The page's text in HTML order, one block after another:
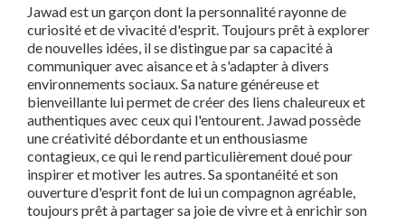
Jawad est un garçon dont la personnalité rayonne de
curiosité et de vivacité d'esprit. Toujours prêt à explorer
de nouvelles idées, il se distingue par sa capacité à
communiquer avec aisance et à s'adapter à divers
environnements sociaux. Sa nature généreuse et
bienveillante lui permet de créer des liens chaleureux et
authentiques avec ceux qui l'entourent. Jawad possède
une créativité débordante et un enthousiasme
contagieux, ce qui le rend particulièrement doué pour
inspirer et motiver les autres. Sa spontanéité et son
ouverture d'esprit font de lui un compagnon agréable,
toujours prêt à partager sa joie de vivre et à enrichir son